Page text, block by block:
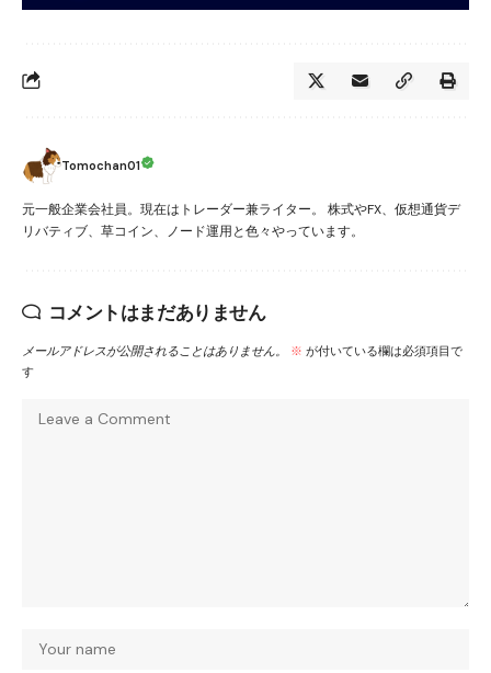
Tomochan01
元一般企業会社員。現在はトレーダー兼ライター。 株式やFX、仮想通貨デ
リバティブ、草コイン、ノード運用と色々やっています。
コメントはまだありません
メールアドレスが公開されることはありません。 ※ が付いている欄は必須項目で
す